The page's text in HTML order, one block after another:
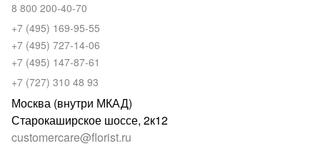
8 800 200-40-70
+7 (495) 169-95-55
+7 (495) 727-14-06
+7 (495) 147-87-61
+7 (727) 310 48 93
Москва (внутри МКАД)
Старокаширское шоссе, 2к12
customercare@florist.ru